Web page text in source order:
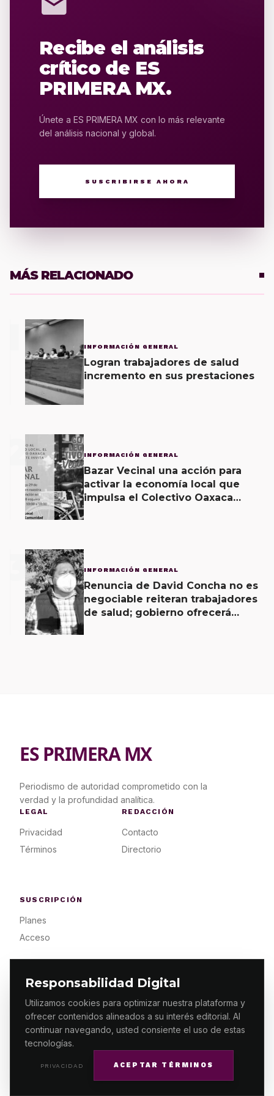
Responsabilidad Digital
Utilizamos cookies para optimizar nuestra plataforma y
ofrecer contenidos alineados a su interés editorial. Al
continuar navegando, usted consiente el uso de estas
tecnologías.
PRIVACIDAD ACEPTAR TÉRMINOS
Recibe el análisis
crítico de ES
PRIMERA MX.
Únete a ES PRIMERA MX con lo más relevante
del análisis nacional y global.
SUSCRIBIRSE AHORA
MÁS RELACIONADO
INFORMACIÓN GENERAL
Logran trabajadores de salud
incremento en sus prestaciones
2 INFORMACIÓN GENERAL
Bazar Vecinal una acción para
activar la economía local que
impulsa el Colectivo Oaxaca
3 INFORMACIÓN GENERAL
Renuncia de David Concha no es
negociable reiteran trabajadores
de salud; gobierno ofrecerá
ES PRIMERA MX
Periodismo de autoridad comprometido con la
verdad y la profundidad analítica.
LEGAL
Privacidad
Términos
REDACCIÓN
Contacto
Directorio
SUSCRIPCIÓN
Planes
Acceso
© 2026 ES PRIMERA MX. ALGUNOS DERECHOS
RESERVADOS / DESIGNMAKING.MX